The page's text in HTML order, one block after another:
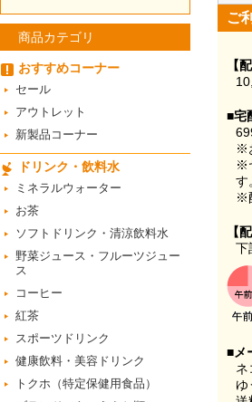
ご
【
■宅
※
※
す
※
【
下
■メ
ネ
ゆ
商品カテゴリ
おすすめコーナー
セール
アウトレット
新製品コーナー
ドリンク・飲料水
ミネラルウォーター
お茶
ソフトドリンク・清涼飲料水
野菜ジュース・フルーツジュー
ス
コーヒー
紅茶
スポーツドリンク
健康飲料・美容ドリンク
トクホ（特定保健用食品）